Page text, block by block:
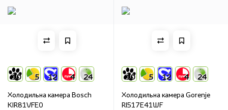
10 5 12 4 24
Холодильна камера Bosch
KIR81VFE0
10 5 12 4 24
Холодильна камера Gorenje
RI517E41WF